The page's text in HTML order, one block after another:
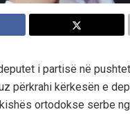
i partisë në
përkrahi kërkesën e
ortodokse serbe